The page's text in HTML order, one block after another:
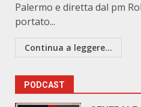
Palermo e diretta dal pm
portato...
Continua a leggere...
PODCAST